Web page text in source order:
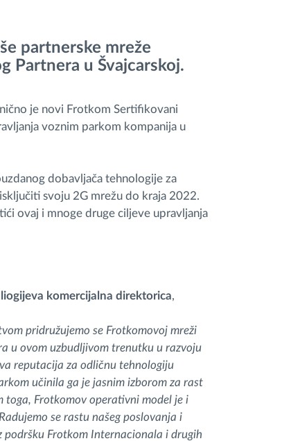
partnerske mreže
Partnera u Švajcarskoj.
je novi Frotkom Sertifikovani
voznim parkom kompanija u
dobavljača tehnologije za
svoju 2G mrežu do kraja 2022.
ovaj i mnoge druge ciljeve upravljanja
komercijalna direktorica,
pridružujemo se Frotkomovoj mreži
u ovom uzbudljivom trenutku u razvoju
reputacija za odličnu tehnologiju
učinila ga je jasnim izborom za rast
toga, Frotkomov operativni model je i
se rastu našeg poslovanja i
podršku Frotkom Internacionala i drugih